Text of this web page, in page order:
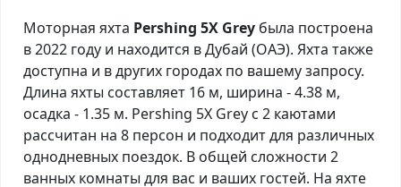
Моторная яхта Pershing 5X Grey была построена
в 2022 году и находится в Дубай (ОАЭ). Яхта также
доступна и в других городах по вашему запросу.
Длина яхты составляет 16 м, ширина - 4.38 м,
осадка - 1.35 м. Pershing 5X Grey с 2 каютами
рассчитан на 8 персон и подходит для различных
однодневных поездок. В общей сложности 2
ванных комнаты для вас и ваших гостей. На яхте